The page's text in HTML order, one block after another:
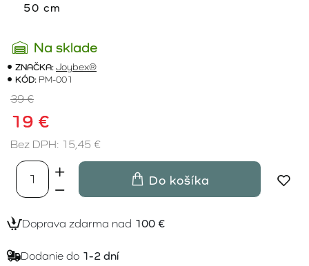
50 cm
Na sklade
ZNAČKA:Joybex®
KÓD: PM-001
19 €
39 €
Bez DPH: 15,45 €
Do košíka
Doprava zdarma nad 100 €
Dodanie do 1-2 dní